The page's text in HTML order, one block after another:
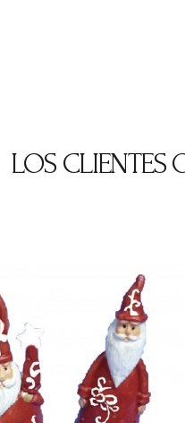
LOS CLIENTES